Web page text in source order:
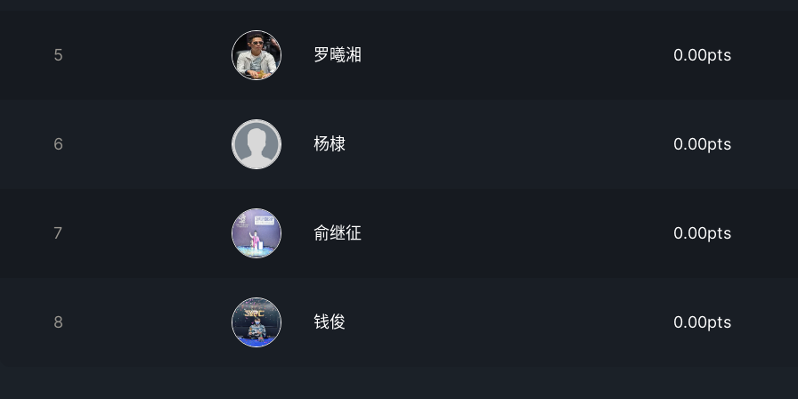
5 罗曦湘 0.00pts
6 杨棣 0.00pts
7 俞继征 0.00pts
8 钱俊 0.00pts